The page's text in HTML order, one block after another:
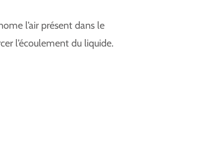
l’air présent dans le
l’écoulement du liquide.